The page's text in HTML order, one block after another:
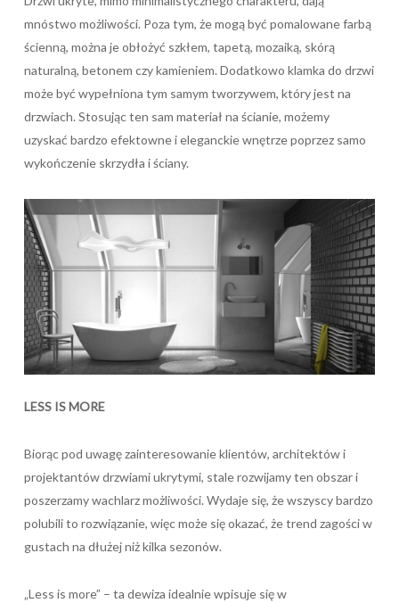
mnóstwo możliwości. Poza tym, że mogą być pomalowane farbą
ścienną, można je obłożyć szkłem, tapetą, mozaiką, skórą
naturalną, betonem czy kamieniem. Dodatkowo klamka do drzwi
może być wypełniona tym samym tworzywem, który jest na
drzwiach. Stosując ten sam materiał na ścianie, możemy
uzyskać bardzo efektowne i eleganckie wnętrze poprzez samo
wykończenie skrzydła i ściany.
LESS IS MORE
Biorąc pod uwagę zainteresowanie klientów, architektów i
projektantów drzwiami ukrytymi, stale rozwijamy ten obszar i
poszerzamy wachlarz możliwości. Wydaje się, że wszyscy bardzo
polubili to rozwiązanie, więc może się okazać, że trend zagości w
gustach na dłużej niż kilka sezonów.
„Less is more” – ta dewiza idealnie wpisuje się w